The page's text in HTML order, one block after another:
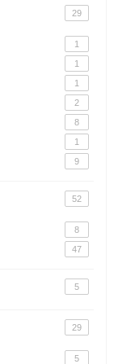
29
1
1
1
2
8
1
9
52
8
47
5
29
5